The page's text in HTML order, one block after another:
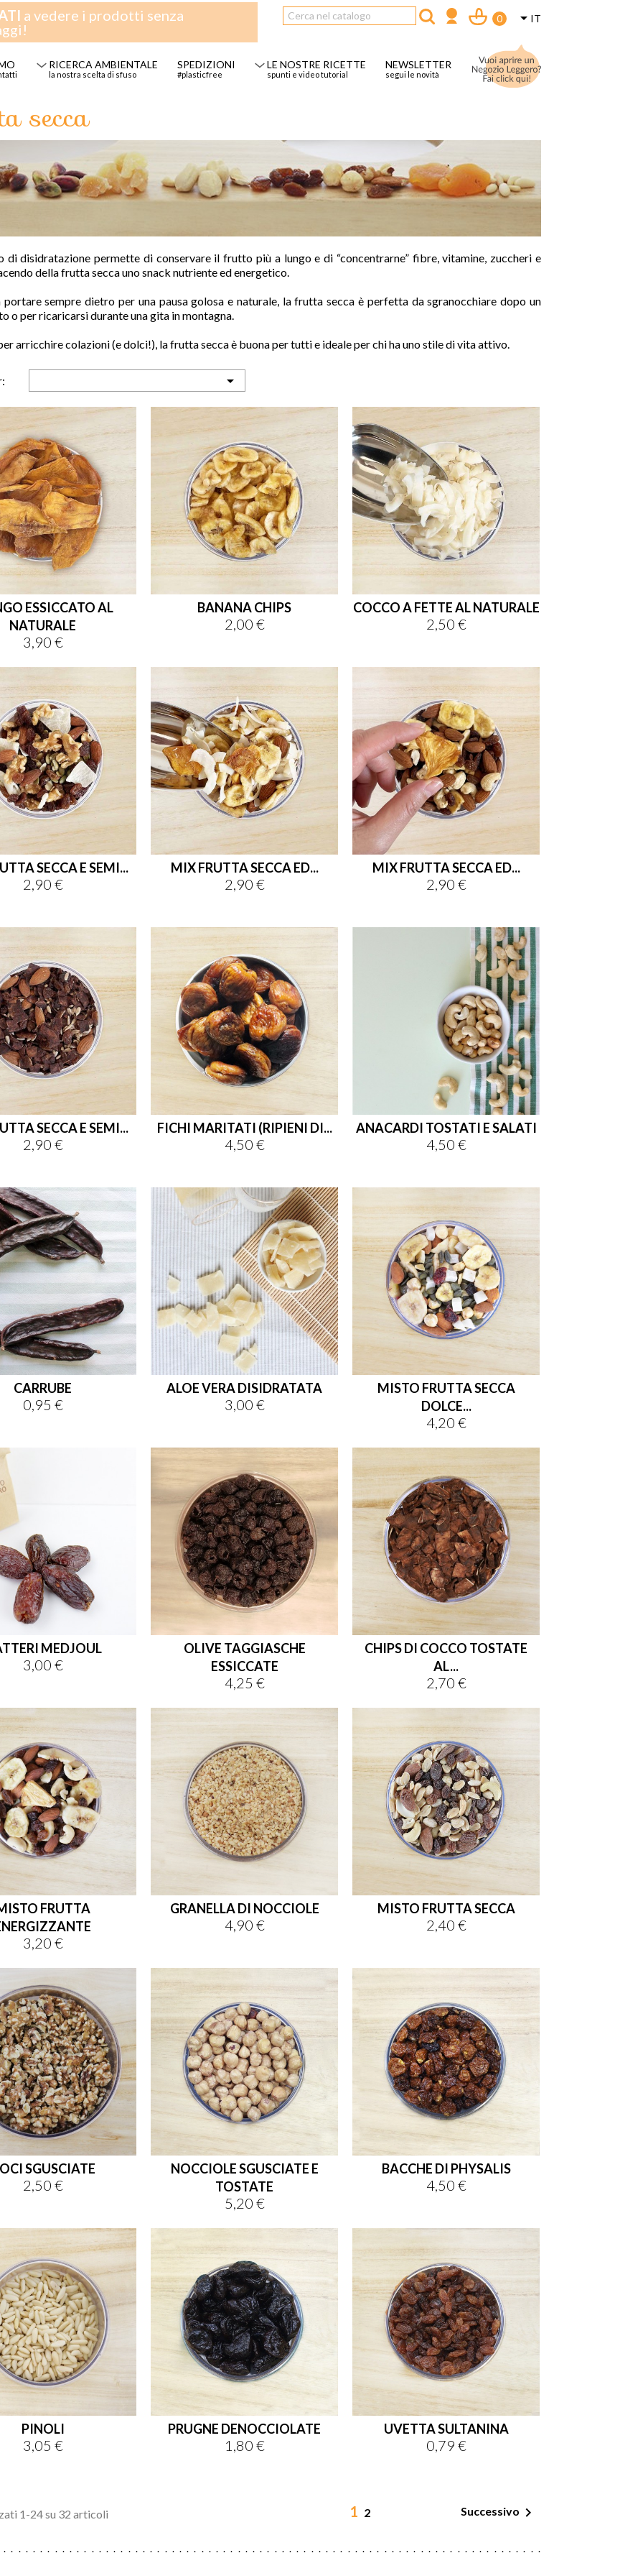
IT
0
a vedere i prodotti senza
RICERCA AMBIENTALE
la nostra scelta di sfuso
SPEDIZIONI
#plasticfree
LE NOSTRE RICETTE
spunti e video tutorial
NEWSLETTER
segui le novità
secca
di disidratazione permette di conservare il frutto più a lungo e di “concentrarne” fibre, vitamine, zuccheri e
della frutta secca uno snack nutriente ed energetico.
portare sempre dietro per una pausa golosa e naturale, la frutta secca è perfetta da sgranocchiare dopo un
o per ricaricarsi durante una gita in montagna.
arricchire colazioni (e dolci!), la frutta secca è buona per tutti e ideale per chi ha uno stile di vita attivo.

ESSICCATO AL
NATURALE
Prezzo
3,90 €
BANANA CHIPS
Prezzo
2,00 €
COCCO A FETTE AL NATURALE
Prezzo
2,50 €
SECCA E SEMI...
Prezzo
2,90 €
MIX FRUTTA SECCA ED...
Prezzo
2,90 €
MIX FRUTTA SECCA ED...
Prezzo
2,90 €
SECCA E SEMI...
Prezzo
2,90 €
FICHI MARITATI (RIPIENI DI...
Prezzo
4,50 €
ANACARDI TOSTATI E SALATI
Prezzo
4,50 €
CARRUBE
Prezzo
0,95 €
ALOE VERA DISIDRATATA
Prezzo
3,00 €
MISTO FRUTTA SECCA
DOLCE...
Prezzo
4,20 €
MEDJOUL
Prezzo
3,00 €
OLIVE TAGGIASCHE
ESSICCATE
Prezzo
4,25 €
CHIPS DI COCCO TOSTATE
AL...
Prezzo
2,70 €
FRUTTA
Prezzo
3,20 €
GRANELLA DI NOCCIOLE
Prezzo
4,90 €
MISTO FRUTTA SECCA
Prezzo
2,40 €
SGUSCIATE
Prezzo
2,50 €
NOCCIOLE SGUSCIATE E
TOSTATE
Prezzo
5,20 €
BACCHE DI PHYSALIS
Prezzo
4,50 €
PINOLI
Prezzo
3,05 €
PRUGNE DENOCCIOLATE
Prezzo
1,80 €
UVETTA SULTANINA
Prezzo
0,79 €
1-24 su 32 articoli 1 2 Successivo 